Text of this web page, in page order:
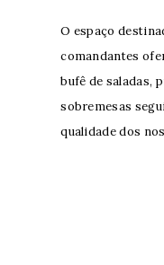
O espaço
comandantes
bufê de saladas,
sobremesas
qualidade dos